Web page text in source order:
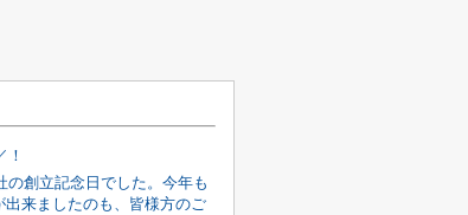
の創立記念日でした。今年も
出来ましたのも、皆様方のご